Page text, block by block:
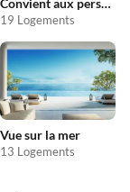
19 Logements
Vue sur la mer
13 Logements